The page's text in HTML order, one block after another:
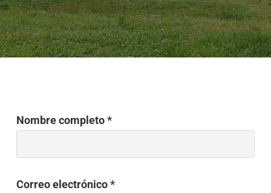
Nombre completo *
Correo electrónico *